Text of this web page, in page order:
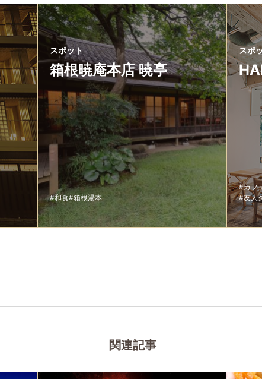
スポット
箱根暁庵本店 暁亭
#和食#箱根湯本
スポ
#カフ
#友人
関連記事